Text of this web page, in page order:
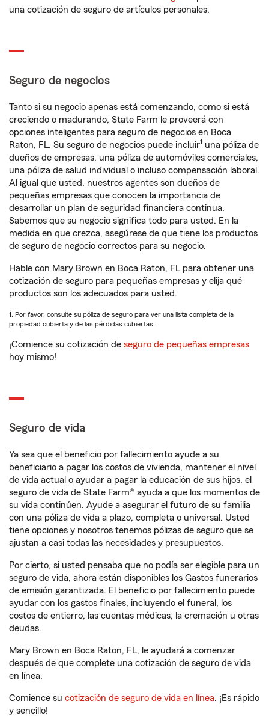
una cotización de seguro de artículos personales.
Seguro de negocios
Tanto si su negocio apenas está comenzando, como si está
creciendo o madurando, State Farm le proveerá con
opciones inteligentes para seguro de negocios en Boca
Raton, FL. Su seguro de negocios puede incluir1 una póliza de
dueños de empresas, una póliza de automóviles comerciales,
una póliza de salud individual o incluso compensación laboral.
Al igual que usted, nuestros agentes son dueños de
pequeñas empresas que conocen la importancia de
desarrollar un plan de seguridad financiera continua.
Sabemos que su negocio significa todo para usted. En la
medida en que crezca, asegúrese de que tiene los productos
de seguro de negocio correctos para su negocio.
Hable con Mary Brown en Boca Raton, FL para obtener una
cotización de seguro para pequeñas empresas y elija qué
productos son los adecuados para usted.
1. Por favor, consulte su póliza de seguro para ver una lista completa de la
propiedad cubierta y de las pérdidas cubiertas.
¡Comience su cotización de seguro de pequeñas empresas
hoy mismo!
Seguro de vida
Ya sea que el beneficio por fallecimiento ayude a su
beneficiario a pagar los costos de vivienda, mantener el nivel
de vida actual o ayudar a pagar la educación de sus hijos, el
seguro de vida de State Farm® ayuda a que los momentos de
su vida continúen. Ayude a asegurar el futuro de su familia
con una póliza de vida a plazo, completa o universal. Usted
tiene opciones y nosotros tenemos pólizas de seguro que se
ajustan a casi todas las necesidades y presupuestos.
Por cierto, si usted pensaba que no podía ser elegible para un
seguro de vida, ahora están disponibles los Gastos funerarios
de emisión garantizada. El beneficio por fallecimiento puede
ayudar con los gastos finales, incluyendo el funeral, los
costos de entierro, las cuentas médicas, la cremación u otras
deudas.
Mary Brown en Boca Raton, FL, le ayudará a comenzar
después de que complete una cotización de seguro de vida
en línea.
Comience su cotización de seguro de vida en línea. ¡Es rápido
y sencillo!